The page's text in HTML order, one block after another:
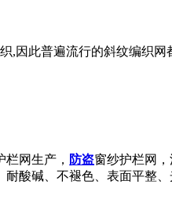
,因此普遍流行的斜纹编织
栏网生产， 防盗窗纱护栏网
酸碱、不褪色、表面平整